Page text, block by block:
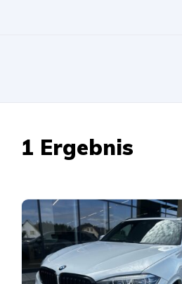
1 Ergebnis